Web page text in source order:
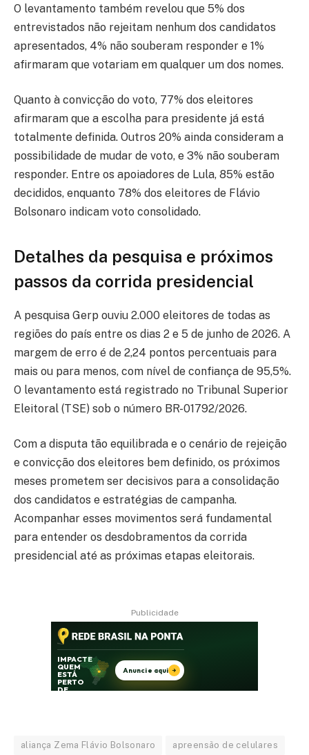
O levantamento também revelou que 5% dos
entrevistados não rejeitam nenhum dos candidatos
apresentados, 4% não souberam responder e 1%
afirmaram que votariam em qualquer um dos nomes.
Quanto à convicção do voto, 77% dos eleitores
afirmaram que a escolha para presidente já está
totalmente definida. Outros 20% ainda consideram a
possibilidade de mudar de voto, e 3% não souberam
responder. Entre os apoiadores de Lula, 85% estão
decididos, enquanto 78% dos eleitores de Flávio
Bolsonaro indicam voto consolidado.
Detalhes da pesquisa e próximos
passos da corrida presidencial
A pesquisa Gerp ouviu 2.000 eleitores de todas as
regiões do país entre os dias 2 e 5 de junho de 2026. A
margem de erro é de 2,24 pontos percentuais para
mais ou para menos, com nível de confiança de 95,5%.
O levantamento está registrado no Tribunal Superior
Eleitoral (TSE) sob o número BR-01792/2026.
Com a disputa tão equilibrada e o cenário de rejeição
e convicção dos eleitores bem definido, os próximos
meses prometem ser decisivos para a consolidação
dos candidatos e estratégias de campanha.
Acompanhar esses movimentos será fundamental
para entender os desdobramentos da corrida
presidencial até as próximas etapas eleitorais.
Publicidade
aliança Zema Flávio Bolsonaro apreensão de celulares